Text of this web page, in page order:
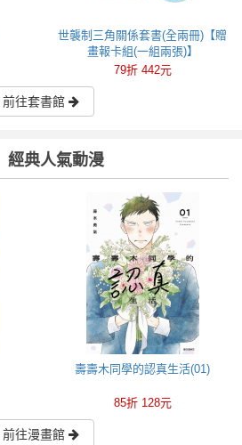
世襲制三角關係套書(全兩冊)【贈
畫報卡組(一組兩張)】
79折 442元
前往套書館
經典人氣動漫
壽壽木同學的認真生活(01)
85折 128元
前往漫畫館